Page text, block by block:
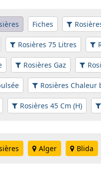
Fiches
Rosières 75 Litres
Rosières Gaz
Rosières Chaleur
Rosières 45 Cm (H)
Alger Blida